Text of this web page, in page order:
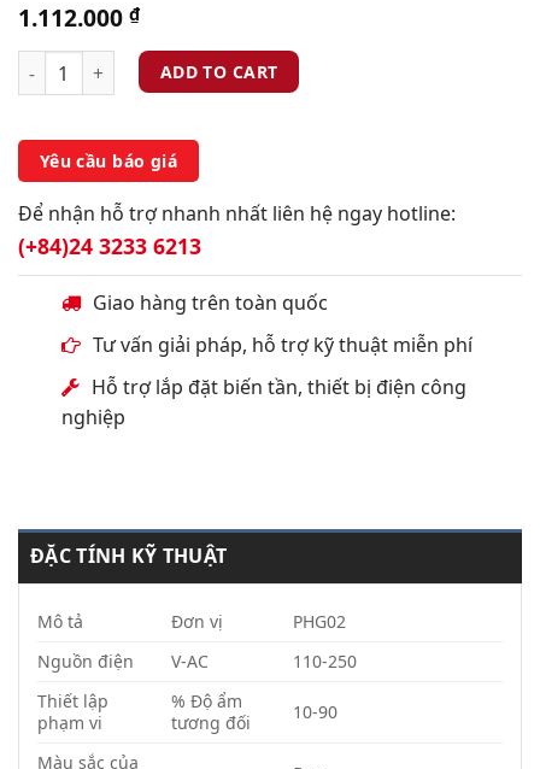
1.112.000 ₫
ADD TO CART
Yêu cầu báo giá
Để nhận hỗ trợ nhanh nhất liên hệ ngay hotline:
(+84)24 3233 6213
Giao hàng trên toàn quốc
Tư vấn giải pháp, hỗ trợ kỹ thuật miễn phí
Hỗ trợ lắp đặt biến tần, thiết bị điện công
nghiệp
ĐẶC TÍNH KỸ THUẬT
Mô tả Đơn vị
PHG02
Nguồn điện
V-AC
110-250
Thiết lập
phạm vi
% Độ ẩm
tương đối
10-90
Màu sắc của